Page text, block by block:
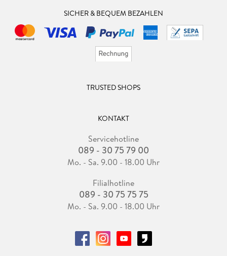
SICHER & BEQUEM BEZAHLEN
TRUSTED SHOPS
KONTAKT
Servicehotline
089 - 30 75 79 00
Mo. - Sa. 9.00 - 18.00 Uhr
Filialhotline
089 - 30 75 75 75
Mo. - Sa. 9.00 - 18.00 Uhr